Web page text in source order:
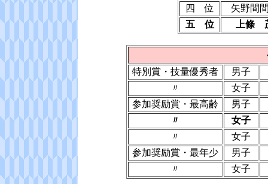
四 位
矢野間
五 位
上條
特別賞・技量優秀者
男子
〃
女子
参加奨励賞・最高齢
男子
〃
女子
〃
女子
参加奨励賞・最年少
男子
〃
女子